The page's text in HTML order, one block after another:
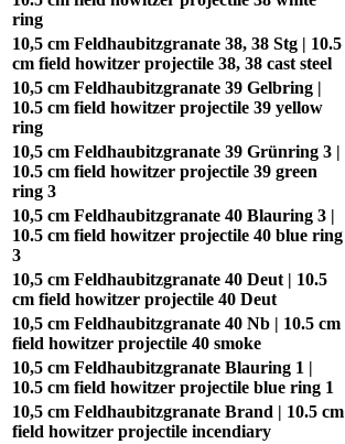
ring
10,5 cm Feldhaubitzgranate 38, 38 Stg | 10.5
cm field howitzer projectile 38, 38 cast steel
10,5 cm Feldhaubitzgranate 39 Gelbring |
10.5 cm field howitzer projectile 39 yellow
ring
10,5 cm Feldhaubitzgranate 39 Grünring 3 |
10.5 cm field howitzer projectile 39 green
ring 3
10,5 cm Feldhaubitzgranate 40 Blauring 3 |
10.5 cm field howitzer projectile 40 blue ring
3
10,5 cm Feldhaubitzgranate 40 Deut | 10.5
cm field howitzer projectile 40 Deut
10,5 cm Feldhaubitzgranate 40 Nb | 10.5 cm
field howitzer projectile 40 smoke
10,5 cm Feldhaubitzgranate Blauring 1 |
10.5 cm field howitzer projectile blue ring 1
10,5 cm Feldhaubitzgranate Brand | 10.5 cm
field howitzer projectile incendiary